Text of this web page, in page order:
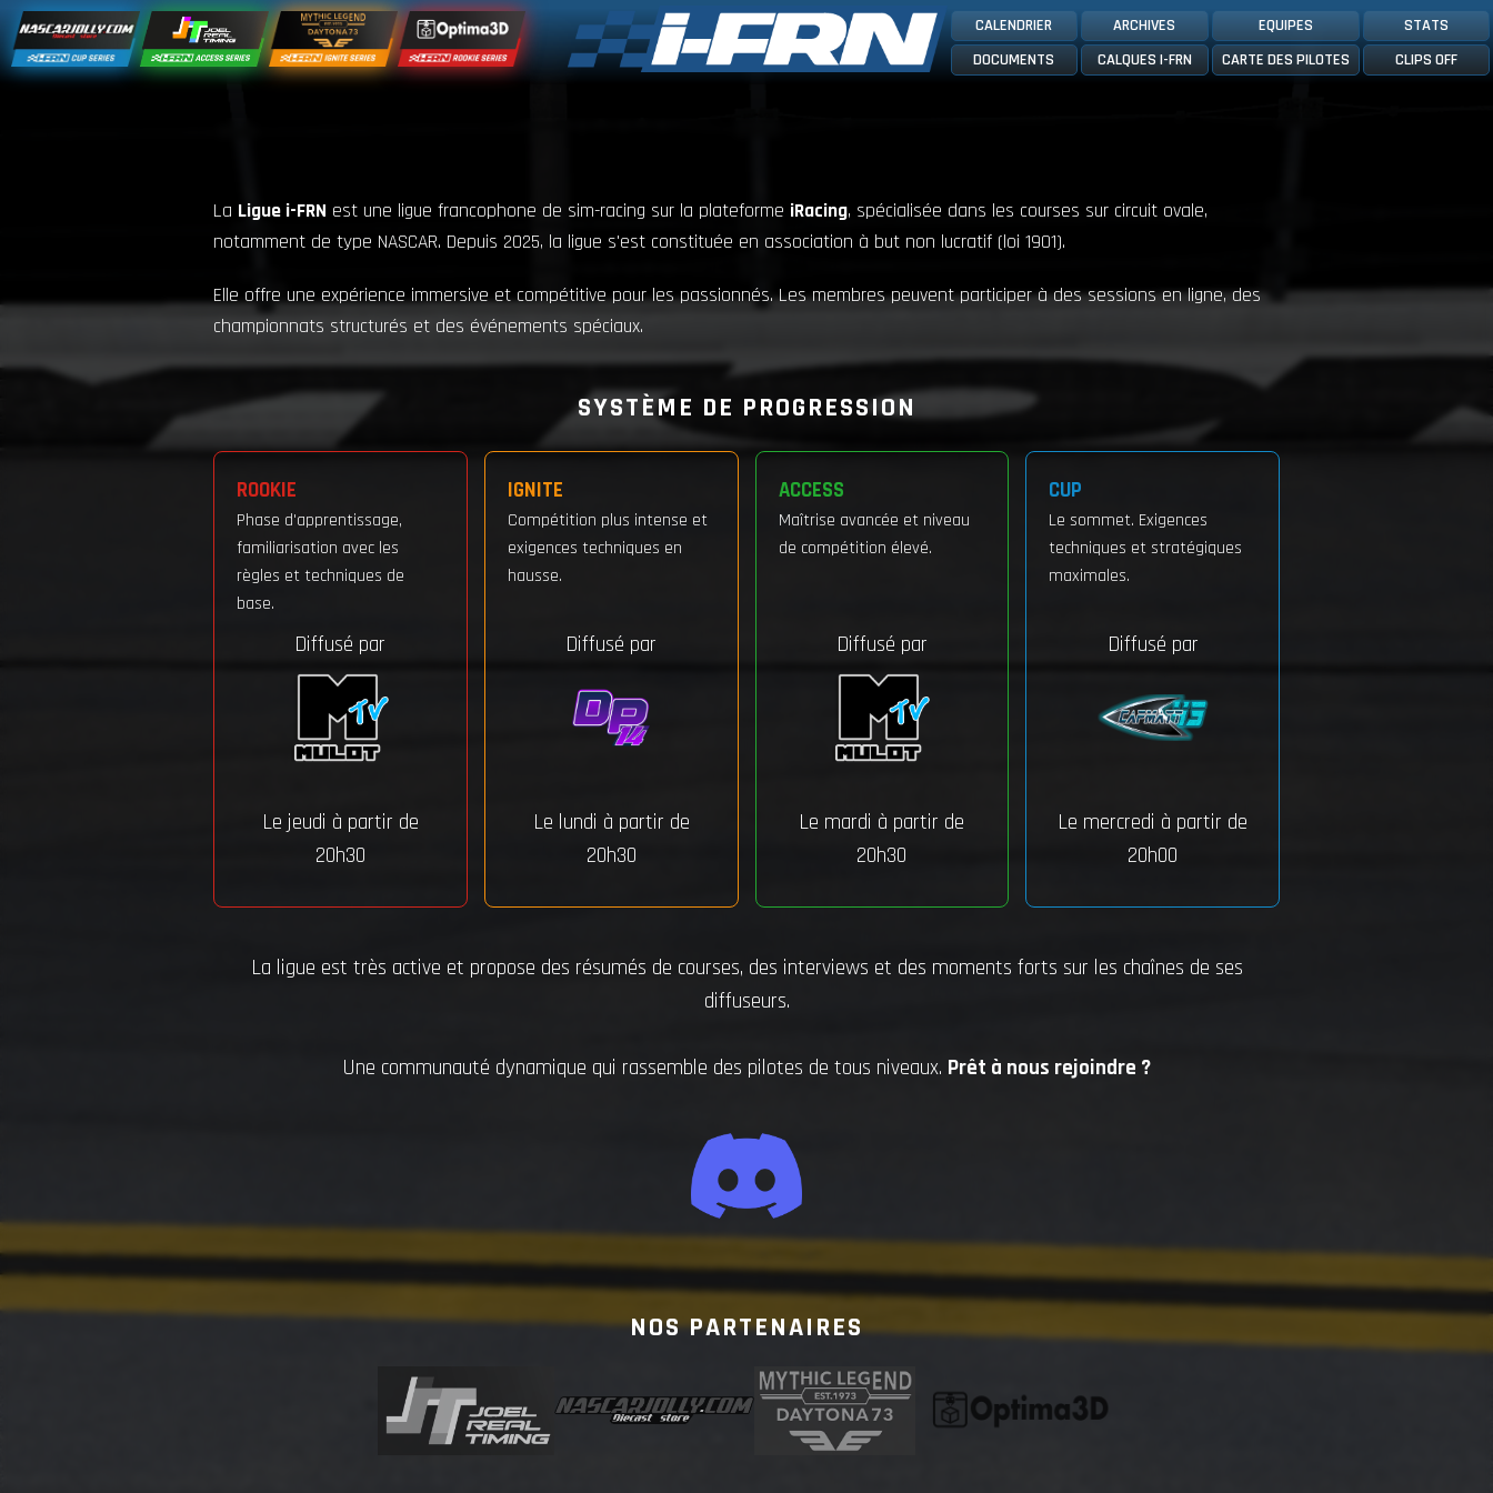
CALENDRIER ARCHIVES EQUIPES
STATS
DOCUMENTS
CALQUES I-FRN CARTE DES PILOTES CLIPS OFF
La Ligue i-FRN est une ligue francophone de sim-racing sur la plateforme iRacing, spécialisée dans les courses sur circuit ovale,
notamment de type NASCAR. Depuis 2025, la ligue s'est constituée en association à but non lucratif (loi 1901).
Elle offre une expérience immersive et compétitive pour les passionnés. Les membres peuvent participer à des sessions en ligne, des
championnats structurés et des événements spéciaux.
SYSTÈME DE PROGRESSION
ROOKIE
Phase d'apprentissage,
familiarisation avec les
règles et techniques de
base.
Diffusé par
Le jeudi à partir de
20h30
IGNITE
Compétition plus intense et
exigences techniques en
hausse.
Diffusé par
Le lundi à partir de
20h30
ACCESS
Maîtrise avancée et niveau
de compétition élevé.
Diffusé par
Le mardi à partir de
20h30
CUP
Le sommet. Exigences
techniques et stratégiques
maximales.
Diffusé par
Le mercredi à partir de
20h00
La ligue est très active et propose des résumés de courses, des interviews et des moments forts sur les chaînes de ses
diffuseurs.
Une communauté dynamique qui rassemble des pilotes de tous niveaux. Prêt à nous rejoindre ?
NOS PARTENAIRES